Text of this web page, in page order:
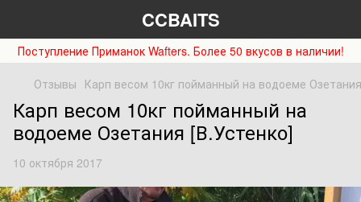
CCBAITS
Поступление Приманок Wafters. Более 50 вкусов в наличии!
Отзывы Карп весом 10кг пойманный на водоеме
Карп весом 10кг пойманный на
водоеме Озетания [В.Устенко]
10 октября 2017